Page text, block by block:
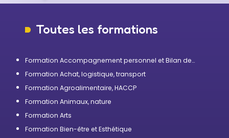
Toutes les formations
Formation Accompagnement personnel et Bilan de
Formation Achat, logistique, transport
Formation Agroalimentaire, HACCP
Formation Animaux, nature
Formation Arts
Formation Bien-être et Esthétique